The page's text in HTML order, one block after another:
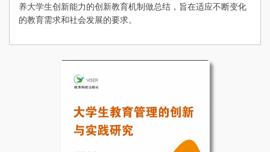
养大学生创新能力的创新教育机制做总结，旨在适应不断变化
的教育需求和社会发展的要求。